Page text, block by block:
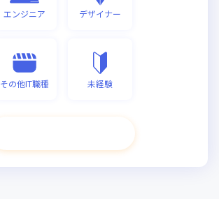
エンジニア デザイナー
その他IT職種 未経験